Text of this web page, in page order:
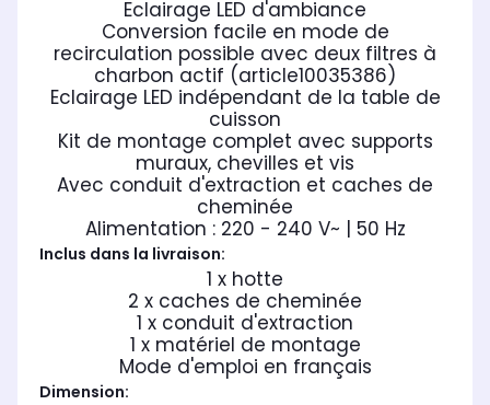
Eclairage LED d'ambiance
Conversion facile en mode de
recirculation possible avec deux filtres à
charbon actif (article10035386)
Eclairage LED indépendant de la table de
cuisson
Kit de montage complet avec supports
muraux, chevilles et vis
Avec conduit d'extraction et caches de
cheminée
Alimentation : 220 - 240 V~ | 50 Hz
Inclus dans la livraison:
1 x hotte
2 x caches de cheminée
1 x conduit d'extraction
1 x matériel de montage
Mode d'emploi en français
Dimension: